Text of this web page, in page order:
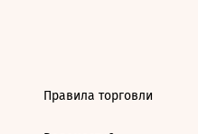
Правила торговли